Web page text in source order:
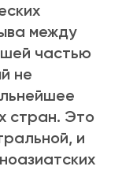
между
частью
не
стран. Это
и